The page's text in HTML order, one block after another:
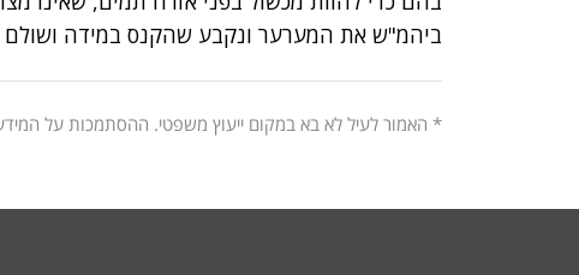
ביהמ"ש את המערער ונקבע שהקנס במידה ושולם
* האמור לעיל לא בא במקום ייעוץ משפטי. ההסתמכות על